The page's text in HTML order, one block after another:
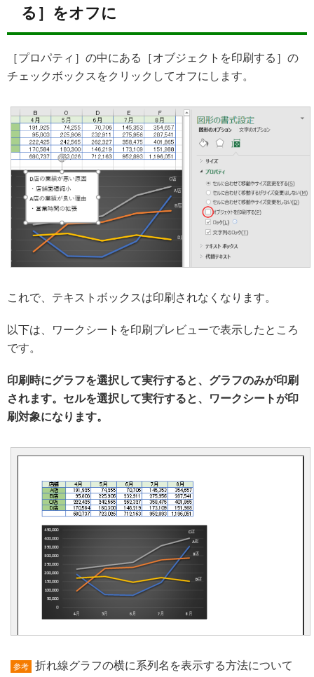
る］をオフに
［プロパティ］の中にある［オブジェクトを印刷する］の
チェックボックスをクリックしてオフにします。
これで、テキストボックスは印刷されなくなります。
以下は、ワークシートを印刷プレビューで表示したところ
です。
印刷時にグラフを選択して実行すると、グラフのみが印刷
されます。セルを選択して実行すると、ワークシートが印
刷対象になります。
参考
折れ線グラフの横に系列名を表示する方法について